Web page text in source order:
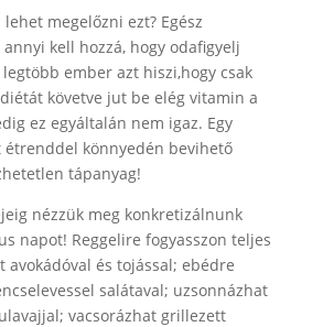
megelőzni ezt? Egész
kell hozzá, hogy odafigyelj
ember azt hiszi,hogy csak
követve jut be elég vitamin a
ez egyáltalán nem igaz. Egy
étrenddel könnyedén bevihető
tápanyag!
nézzük meg konkretizálnunk
napot! Reggelire fogyasszon teljes
avokádóval és tojással; ebédre
salátaval; uzsonnázhat
vacsorázhat grillezett